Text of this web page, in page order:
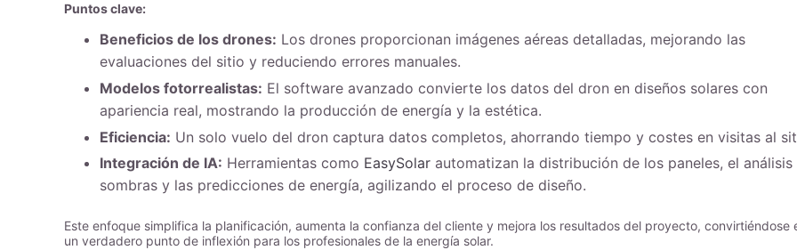
Puntos clave:
Beneficios de los drones: Los drones proporcionan imágenes aéreas detalladas, mejorando las
evaluaciones del sitio y reduciendo errores manuales.
Modelos fotorrealistas: El software avanzado convierte los datos del dron en diseños solares con
apariencia real, mostrando la producción de energía y la estética.
Eficiencia: Un solo vuelo del dron captura datos completos, ahorrando tiempo y costes en visitas al
Integración de IA: Herramientas como EasySolar automatizan la distribución de los paneles, el análisis
sombras y las predicciones de energía, agilizando el proceso de diseño.
Este enfoque simplifica la planificación, aumenta la confianza del cliente y mejora los resultados del proyecto, convirtiéndose
un verdadero punto de inflexión para los profesionales de la energía solar.